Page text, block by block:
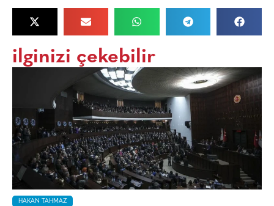
ilginizi çekebilir
HAKAN TAHMAZ